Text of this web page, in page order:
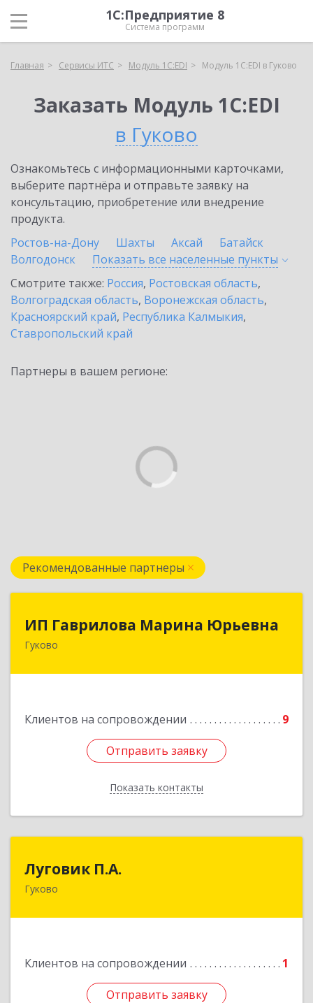
1С:Предприятие 8
Система программ
Главная Сервисы ИТС Модуль 1C:EDI Модуль 1C:EDI в Гуково
Заказать Модуль 1C:EDI
в Гуково
Ознакомьтесь с информационными карточками,
выберите партнёра и отправьте заявку на
консультацию, приобретение или внедрение
продукта.
Ростов-на-Дону
Шахты Аксай
Батайск
Волгодонск
Показать все населенные пункты
Смотрите также: Россия, Ростовская область,
Волгоградская область, Воронежская область,
Красноярский край, Республика Калмыкия,
Ставропольский край
Партнеры в вашем регионе:
Рекомендованные партнеры
ИП Гаврилова Марина Юрьевна
Гуково
Клиентов на сопровождении 9
Отправить заявку
Показать контакты
Отправить заявку
Назад
Луговик П.А.
Гуково
Клиентов на сопровождении 1
Отправить заявку
Отправить заявку